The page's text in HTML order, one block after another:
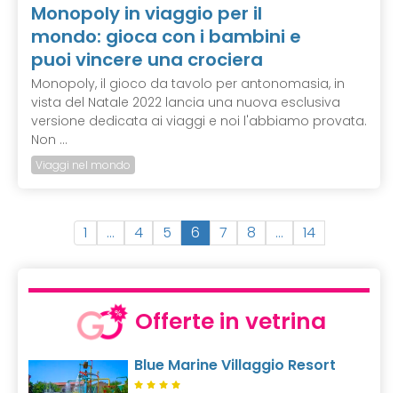
Monopoly in viaggio per il
mondo: gioca con i bambini e
puoi vincere una crociera
Monopoly, il gioco da tavolo per antonomasia, in
vista del Natale 2022 lancia una nuova esclusiva
versione dedicata ai viaggi e noi l'abbiamo provata.
Non ...
Viaggi nel mondo
1 … 4 5 6(
c
r
e
t
7 8 … 14
Offerte in vetrina
Blue Marine Villaggio Resort